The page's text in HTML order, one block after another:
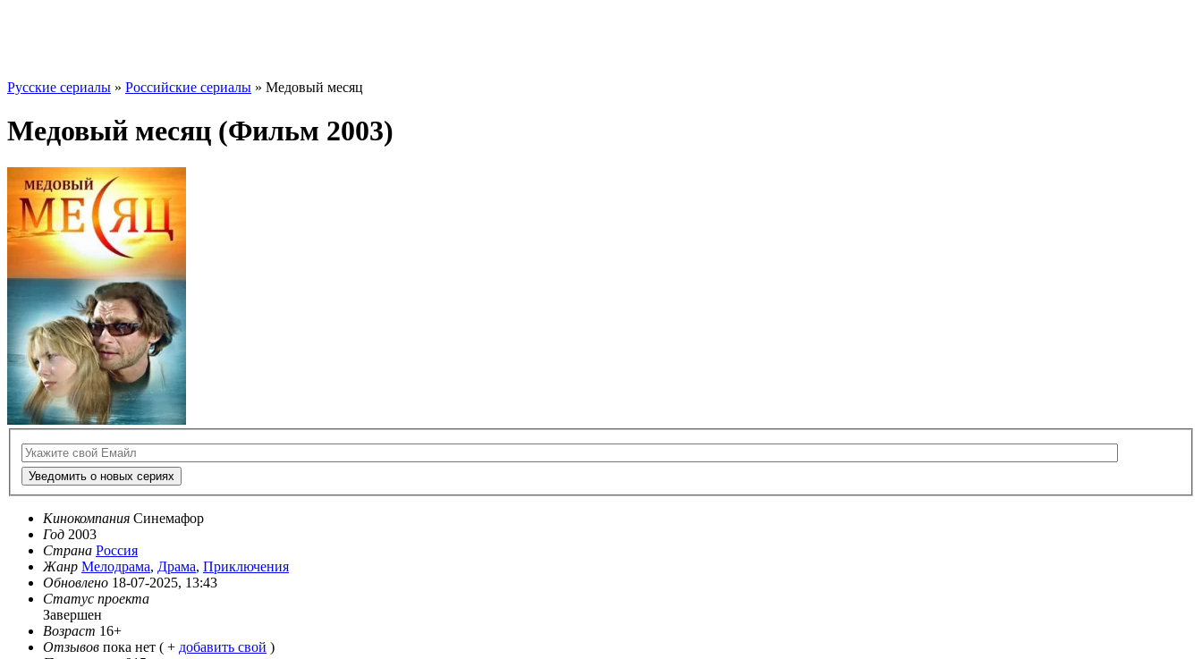
Русские сериалы » Российские сериалы » Медовый месяц
Медовый месяц (Фильм 2003)
Уведомить о новых сериях
Кинокомпания Синемафор
Год 2003
Страна Россия
Жанр Мелодрама, Драма, Приключения
Обновлено 18-07-2025, 13:43
Статус проекта
Завершен
Возраст 16+
Отзывов пока нет ( + добавить свой )